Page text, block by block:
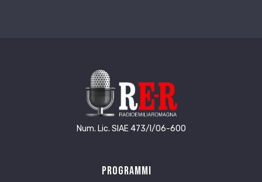
Num. Lic. SIAE 473/I/06-600
Programmi